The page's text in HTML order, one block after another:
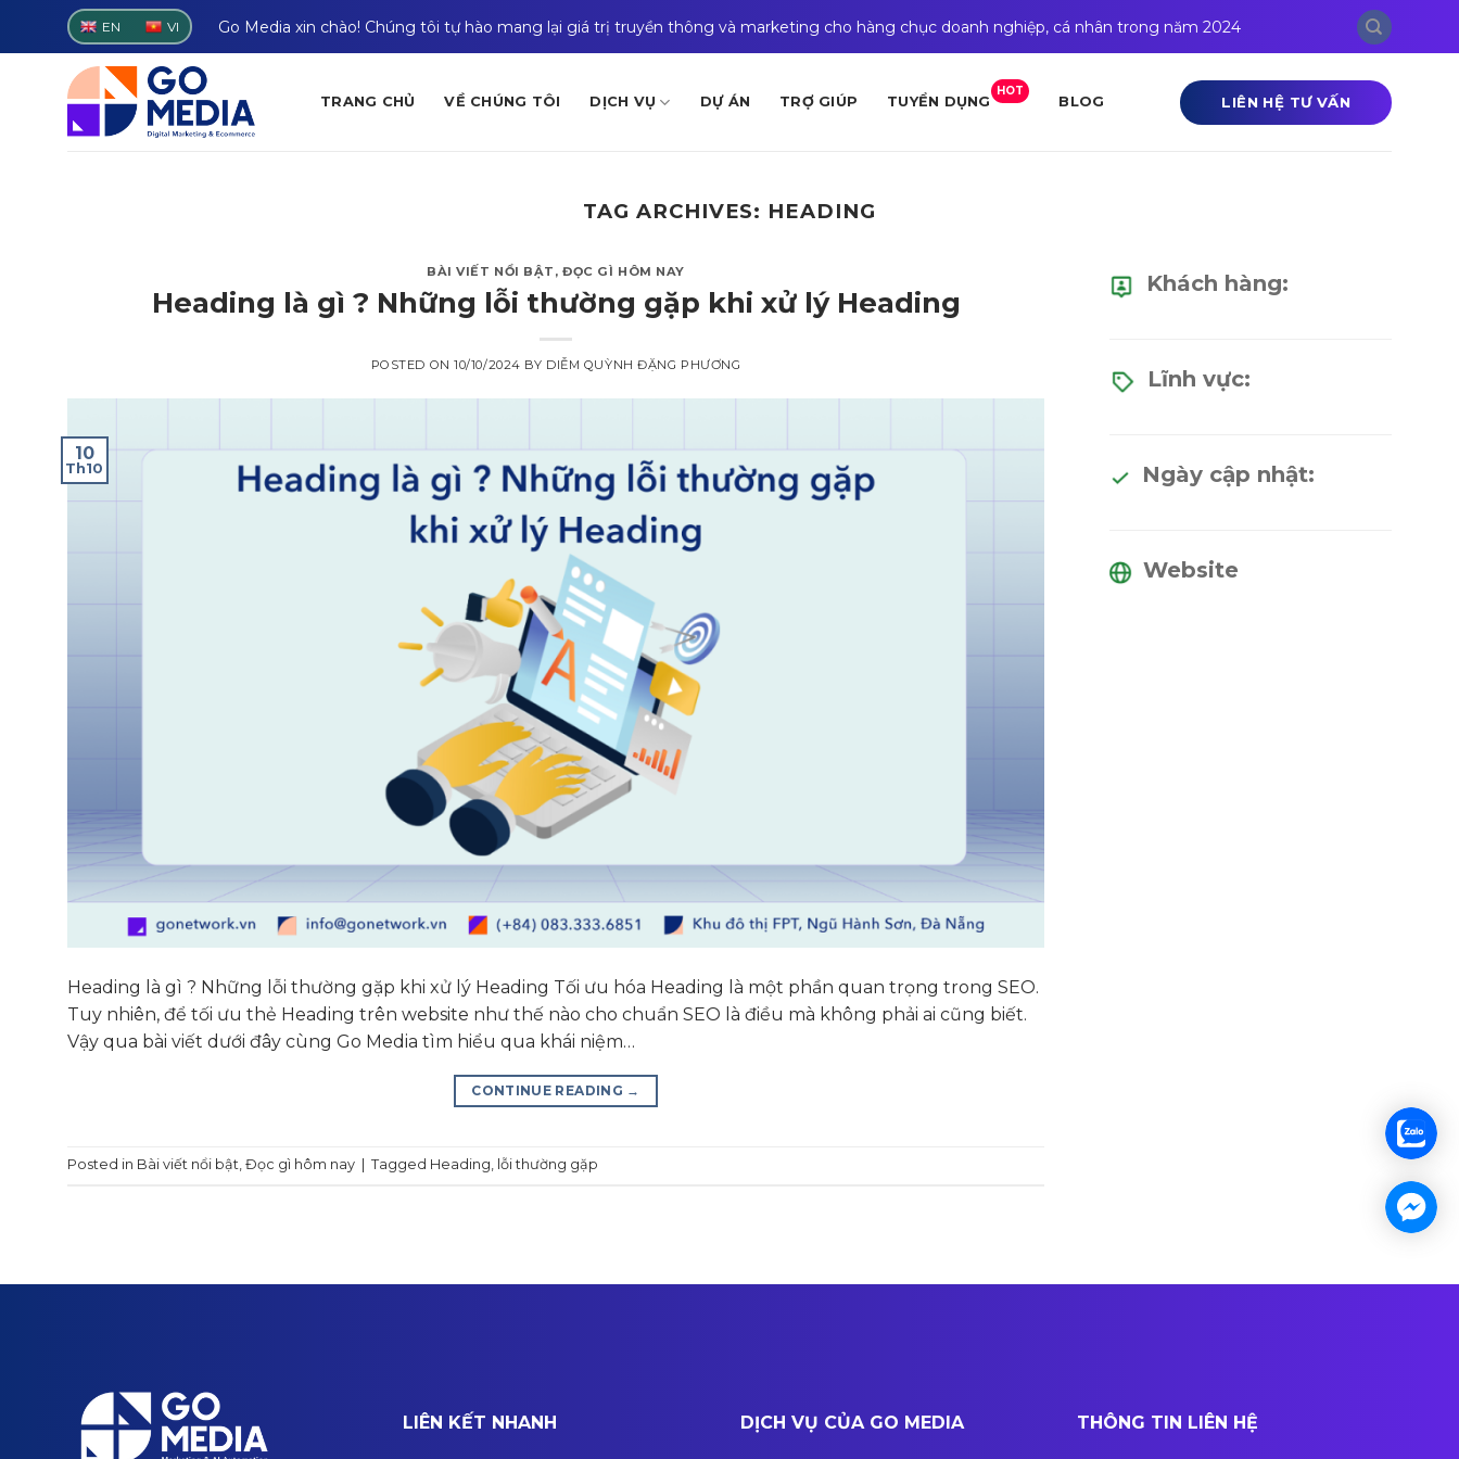
EN VI Go Media xin chào! Chúng tôi tự hào mang lại giá trị truyền thông và marketing cho hàng chục doanh nghiệp, cá nhân trong năm 2024
TRANG CHỦ VỀ CHÚNG TÔI DỊCH VỤ DỰ ÁN TRỢ GIÚP TUYỂN DỤNG
HOT
BLOG LIÊN HỆ TƯ VẤN
TAG ARCHIVES: HEADING
BÀI VIẾT NỔI BẬT ,ĐỌC GÌ HÔM NAY
Heading là gì ? Những lỗi thường gặp khi xử lý Heading
POSTED ON10/10/2024 BY DIỄM QUỲNH ĐẶNG PHƯƠNG
10
Th10
Heading là gì ? Những lỗi thường gặp khi xử lý Heading Tối ưu hóa Heading là một phần quan trọng trong SEO.
Tuy nhiên, để tối ưu thẻ Heading trên website như thế nào cho chuẩn SEO là điều mà không phải ai cũng biết.
Vậy qua bài viết dưới đây cùng Go Media tìm hiểu qua khái niệm…
CONTINUE READING →
Posted in Bài viết nổi bật, Đọc gì hôm nay Tagged Heading, lỗi thường gặp
Khách hàng:
Lĩnh vực:
Ngày cập nhật:
Website
LIÊN KẾT NHANH DỊCH VỤ CỦA GO MEDIA THÔNG TIN LIÊN HỆ